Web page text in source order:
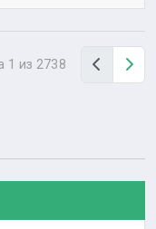
1 из 2738 Назад